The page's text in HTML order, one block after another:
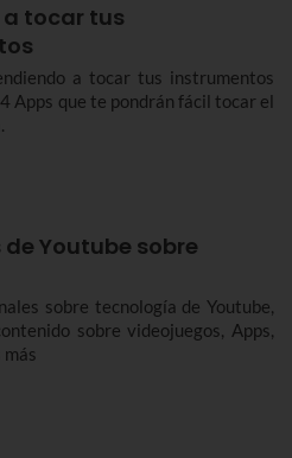
tocar tus
a tocar tus instrumentos
Apps que te pondrán fácil tocar el
Youtube sobre
sobre tecnología de Youtube,
sobre videojuegos, Apps,